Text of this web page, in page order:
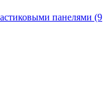
панелями (9